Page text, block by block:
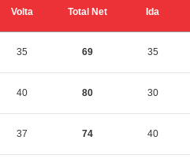
Volta Total Net Ida
35 69 35
40 80 30
37 74 40